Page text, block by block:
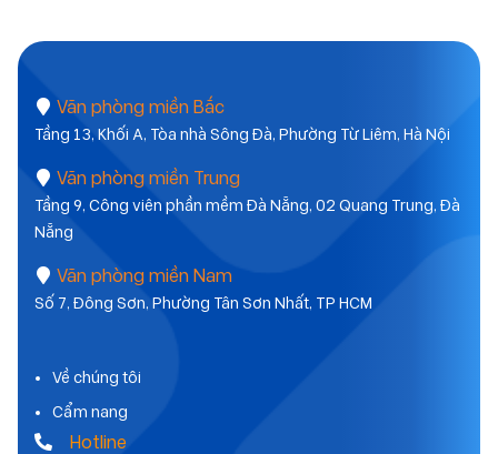
Văn phòng miền Bắc
Tầng 13, Khối A, Tòa nhà Sông Đà, Phường Từ Liêm, Hà Nội
Văn phòng miền Trung
Tầng 9, Công viên phần mềm Đà Nẵng, 02 Quang Trung, Đà
Nẵng
Văn phòng miền Nam
Số 7, Đông Sơn, Phường Tân Sơn Nhất, TP HCM
Về chúng tôi
Cẩm nang
Hotline